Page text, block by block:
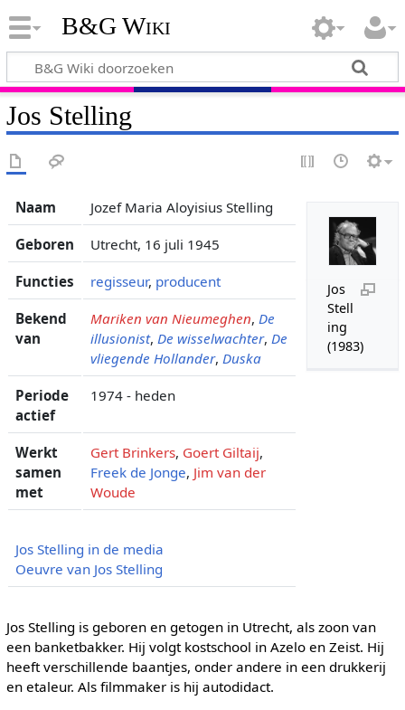
B&G Wiki
Jos Stelling
Jos
Stell
ing
(1983)
Naam Jozef Maria Aloyisius Stelling
Geboren Utrecht, 16 juli 1945
Functies regisseur, producent
Bekend
van
Mariken van Nieumeghen, De
illusionist, De wisselwachter, De
vliegende Hollander, Duska
Periode
actief
1974 - heden
Werkt
samen
met
Gert Brinkers, Goert Giltaij,
Freek de Jonge, Jim van der
Woude
Jos Stelling in de media
Oeuvre van Jos Stelling
Jos Stelling is geboren en getogen in Utrecht, als zoon van
een banketbakker. Hij volgt kostschool in Azelo en Zeist. Hij
heeft verschillende baantjes, onder andere in een drukkerij
en etaleur. Als filmmaker is hij autodidact.